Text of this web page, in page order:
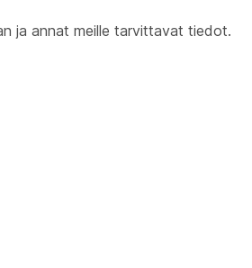
ja annat meille tarvittavat tiedot.